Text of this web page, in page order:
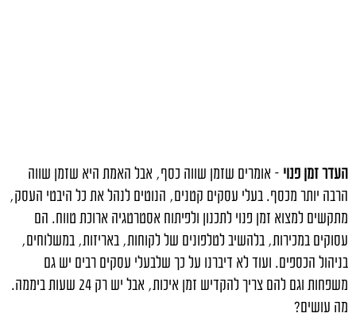
העדר זמן פנוי – אומרים שזמן שווה כסף, אבל האמת היא שזמן שווה
הרבה יותר מכסף. בעלי עסקים קטנים, הנוטים לנהל את כל היבטי העסק,
מתקשים למצוא זמן פנוי לתכנון ולפיתוח אסטרטגיה ארוכת טווח. הם
עסוקים במכירות, בלהשיב לטלפונים של לקוחות, באריזות, במשלוחים,
בניהול הכספים. ועוד לא דיברנו על כך שלבעלי עסקים רבים יש גם
משפחות וגם להם צריך להקדיש זמן איכות, אבל יש רק 24 שעות ביממה.
מה עושים?